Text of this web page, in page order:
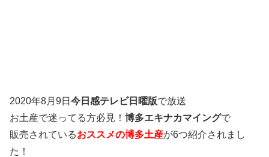
2020年8月9日 今日感テレビ日曜版で放送
お土産で迷ってる方必見！ 博多エキナカマイングで
販売されているおススメの博多土産が6つ紹介されまし
た！